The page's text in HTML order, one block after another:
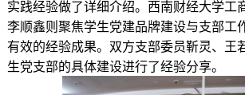
实践经验做了详细介绍。西南财经大学工
李顺鑫则聚焦学生党建品牌建设与支部工
有效的经验成果。双方支部委员靳灵、 王
生党支部的具体建设进行了经验分享。